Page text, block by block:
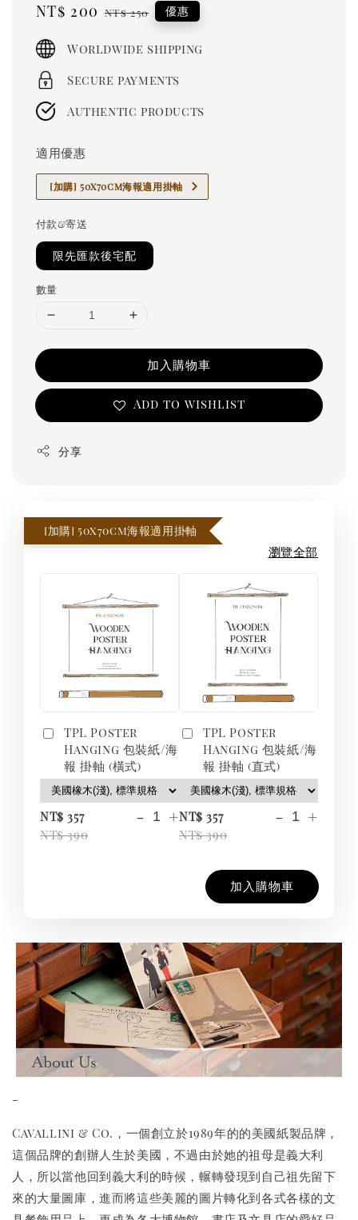
Sale
NT$ 200 Regular
NT$ 250 優惠
Worldwide shipping
Secure payments
Authentic products
適用優惠
[加購] 50x70cm海報適用掛軸
付款&寄送
限先匯款後宅配
數量
加入購物車
Add to wishlist
分享
[加購] 50x70cm海報適用掛軸
瀏覽全部
TPL Poster
Hanging 包裝紙/海
報 掛軸 (橫式)
NT$ 357
NT$ 390
- +
TPL Poster
Hanging 包裝紙/海
報 掛軸 (直式)
NT$ 357
NT$ 390
- +
加入購物車
-
Cavallini & Co.，一個創立於1989年的的美國紙製品牌，
這個品牌的創辦人生於美國，不過由於她的祖母是義大利
人，所以當他回到義大利的時候，輾轉發現到自己祖先留下
來的大量圖庫，進而將這些美麗的圖片轉化到各式各樣的文